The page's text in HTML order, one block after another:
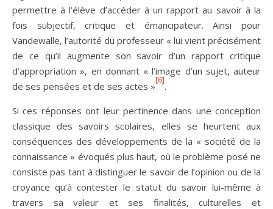
permettre à l’élève d’accéder à un rapport au savoir à la
fois subjectif, critique et émancipateur. Ainsi pour
Vandewalle, l’autorité du professeur « lui vient précisément
de ce qu’il augmente son savoir d’un rapport critique
d’appropriation », en donnant « l’image d’un sujet, auteur
de ses pensées et de ses actes »
[6]
.
Si ces réponses ont leur pertinence dans une conception
classique des savoirs scolaires, elles se heurtent aux
conséquences des développements de la « société de la
connaissance » évoqués plus haut, où le problème posé ne
consiste pas tant à distinguer le savoir de l’opinion ou de la
croyance qu’à contester le statut du savoir lui-même à
travers sa valeur et ses finalités, culturelles et